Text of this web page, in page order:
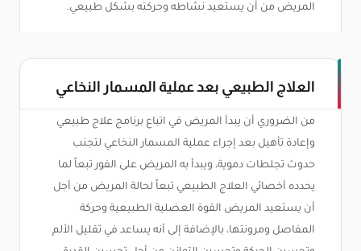
المريض من أن يستعيد نشاطه وحركته بشكل طبيعي.
العلاج الطبيعي بعد عملية المسمار النخاعي
من الضروري أن يبدأ المريض في اتباع برنامج علاج طبيعي
وإعادة تأهيل بعد إجراء عملية المسمار النخاعي لتجنب
حدوث تجلطات دموية، ويبدأ به المريض على الفور تبعاً لما
يحدده أخصائي العلاج الطبيعي تبعاً لحالة المريض من أجل
أن يستعيد المريض القوة العضلية الطبيعية وحركة
المفاصل ومرونتها، بالإضافة إلى أنه يساعد في تقليل الألم